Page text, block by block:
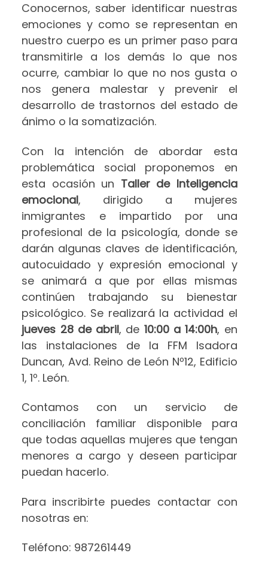
Conocernos, saber identificar nuestras
emociones y como se representan en
nuestro cuerpo es un primer paso para
transmitirle a los demás lo que nos
ocurre, cambiar lo que no nos gusta o
nos genera malestar y prevenir el
desarrollo de trastornos del estado de
ánimo o la somatización.
Con la intención de abordar esta
problemática social proponemos en
esta ocasión un Taller de Inteligencia
emocional, dirigido a mujeres
inmigrantes e impartido por una
profesional de la psicología, donde se
darán algunas claves de identificación,
autocuidado y expresión emocional y
se animará a que por ellas mismas
continúen trabajando su bienestar
psicológico. Se realizará la actividad el
jueves 28 de abril, de 10:00 a 14:00h, en
las instalaciones de la FFM Isadora
Duncan, Avd. Reino de León Nº12, Edificio
1, 1º. León.
Contamos con un servicio de
conciliación familiar disponible para
que todas aquellas mujeres que tengan
menores a cargo y deseen participar
puedan hacerlo.
Para inscribirte puedes contactar con
nosotras en:
Teléfono: 987261449